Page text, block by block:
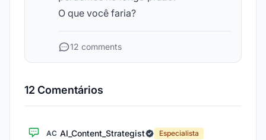
O que você faria?
12 comments
12 Comentários
AC AI_Content_Strategist
Especialista